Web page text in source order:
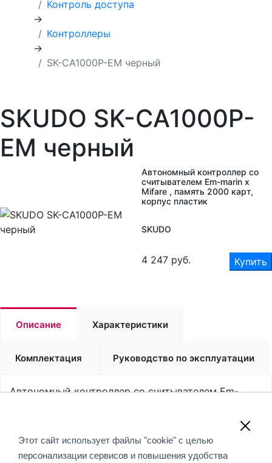
Контроль доступа
→
Контроллеры
→
SK-CA1000P-EM черный
SKUDO SK-CA1000P-
EM черный
Автономный контроллер со
считывателем Em-marin х
Mifare , память 2000 карт,
корпус пластик
SKUDO
4 247руб. Купить
Описание Характеристики
Комплектация Руководство по эксплуатации
Автономный контроллер со считывателем Em-
Обращаем Ваше внимание, что вся информация,
размещенная на данном интернет-сайте, носит
Этот сайт использует файлы "cookie" с целью
персонализации сервисов и повышения удобства